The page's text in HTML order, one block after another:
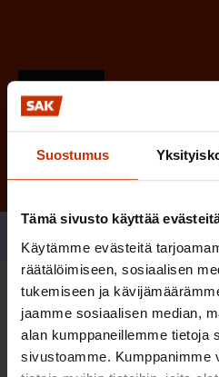
Suostumus
Tämä sivusto käyttää
Käytämme evästeitä
räätälöimiseen, sosiaalisen
tukemiseen ja
jaamme sosiaalisen median,
alan kumppaneillemme tietoja
sivustoamme. Kumppanimme
Tilaa
Sinua saattaa
TERVE JA HYVÄ TYÖELÄMÄ